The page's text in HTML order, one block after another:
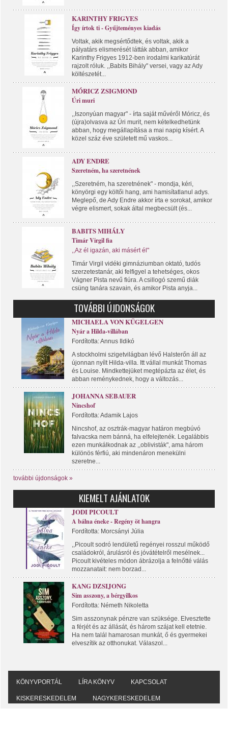
KARINTHY FRIGYES
Így írtok ti - Gyűjteményes kiadás
Voltak, akik megsértődtek, és voltak, akik a
pályatárs elismerését látták abban, amikor
Karinthy Frigyes 1912-ben irodalmi karikatúrát
rajzolt róluk. ,,Babits Bihály" versei, vagy az Ady
költészetét...
MÓRICZ ZSIGMOND
Úri muri
,,Iszonyúan magyar" - írta saját művéről Móricz, és
(újra)olvasva az Úri murit, nem kételkedhetünk
abban, hogy megállapítása a mai napig kísért. A
közel száz éve született mű vaskos...
ADY ENDRE
Szeretném, ha szeretnének
,,Szeretném, ha szeretnének" - mondja, kéri,
könyörgi egy költői hang, ami hamisítatlanul adys.
Meglepő, de Ady Endre akkor írta e sorokat, amikor
végre elismert, sokak által megbecsült (és...
BABITS MIHÁLY
Timár Virgil fia
,,Az él igazán, aki másért él"
Timár Virgil vidéki gimnáziumban oktató, tudós
szerzetestanár, aki felfigyel a tehetséges, okos
Vágner Pista nevű fiúra. A csillogó szemű diák
csüng tanára szavain, és amikor Pista anyja...
TOVÁBBI ÚJDONSÁGOK
MICHAELA VON KÜGELGEN
Nyár a Hilda-villában
Fordította: Annus Ildikó
A stockholmi szigetvilágban lévő Halsterőn áll az
újonnan nyílt Hilda-villa. Itt vállal munkát Thomas
és Louise. Mindkettejüket megtépázta az élet, és
abban reménykednek, hogy a változás...
JOHANNA SEBAUER
Nincshof
Fordította: Adamik Lajos
Nincshof, az osztrák-magyar határon megbúvó
falvacska nem bánná, ha elfelejtenék. Legalábbis
ezen munkálkodnak az ,,oblivisták", ama három
különös férfiú, aki mindenáron menekülni
szeretne...
további újdonságok »
KIEMELT AJÁNLATOK
JODI PICOULT
A bálna éneke - Regény öt hangra
Fordította: Morcsányi Júlia
,,Picoult sodró lendületű regényei rosszul működő
családokról, árulásról és jóvátételről mesélnek...
Picoult kivételes módon ábrázolja a felnőtté válás
mozzanatait: nem borzad...
KANG DZSIJONG
Sim asszony, a bérgyilkos
Fordította: Németh Nikoletta
Sim asszonynak pénzre van szüksége. Elvesztette
a férjét és az állását, és három szájat kell etetnie.
Ha nem talál hamarosan munkát, ő és gyermekei
elveszítik az otthonukat. Válaszol...
KÖNYVPORTÁL LÍRA KÖNYV KAPCSOLAT
KISKERESKEDELEM NAGYKERESKEDELEM